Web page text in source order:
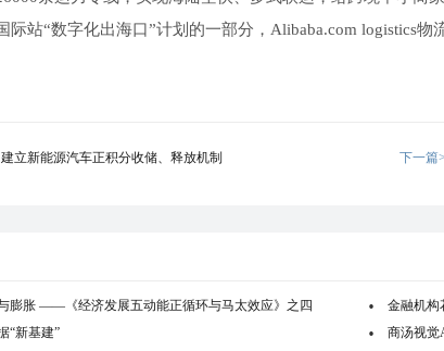
际站“数字化出海口”计划的一部分，Alibaba.com logistics
立新能源汽车正积分收储、释放机制 下一篇>
膨胀 ——《经济发展五动能正循环与马太效应》之四
金融机构
“新基建”
商汤视